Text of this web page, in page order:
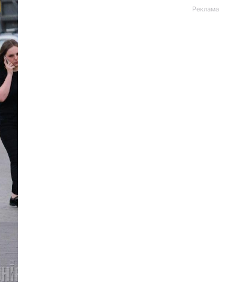
Реклама